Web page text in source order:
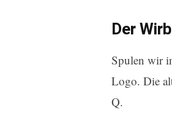
Der
Spulen wir
Logo. Die
Q.